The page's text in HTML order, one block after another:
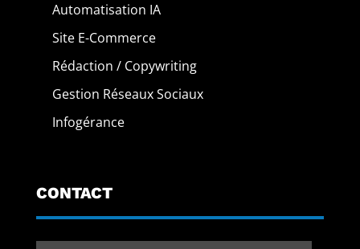
Automatisation IA
Site E-Commerce
Rédaction / Copywriting
Gestion Réseaux Sociaux
Infogérance
CONTACT